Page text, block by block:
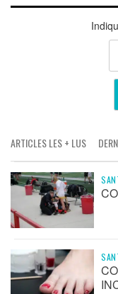
ARTICLES LES + LUS